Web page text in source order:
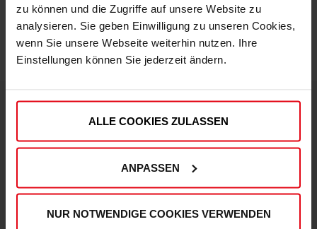
zu können und die Zugriffe auf unsere Website zu
analysieren. Sie geben Einwilligung zu unseren Cookies,
wenn Sie unsere Webseite weiterhin nutzen. Ihre
Einstellungen können Sie jederzeit ändern.
ALLE COOKIES ZULASSEN
ANPASSEN
NUR NOTWENDIGE COOKIES VERWENDEN